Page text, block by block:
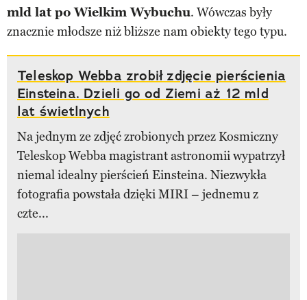
mld lat po Wielkim Wybuchu. Wówczas były
znacznie młodsze niż bliższe nam obiekty tego typu.
Teleskop Webba zrobił zdjęcie pierścienia
Einsteina. Dzieli go od Ziemi aż 12 mld
lat świetlnych
Na jednym ze zdjęć zrobionych przez Kosmiczny
Teleskop Webba magistrant astronomii wypatrzył
niemal idealny pierścień Einsteina. Niezwykła
fotografia powstała dzięki MIRI – jednemu z
czte...